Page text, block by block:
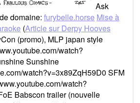
Ask
domaine: furybelle.horse Mise à
(Article sur Derpy Hooves
(promo), MLP japan style
watch?
Sunshine
watch?v=3x89ZqH59D0 SFM
watch?
Babscon trailer (nouvelle